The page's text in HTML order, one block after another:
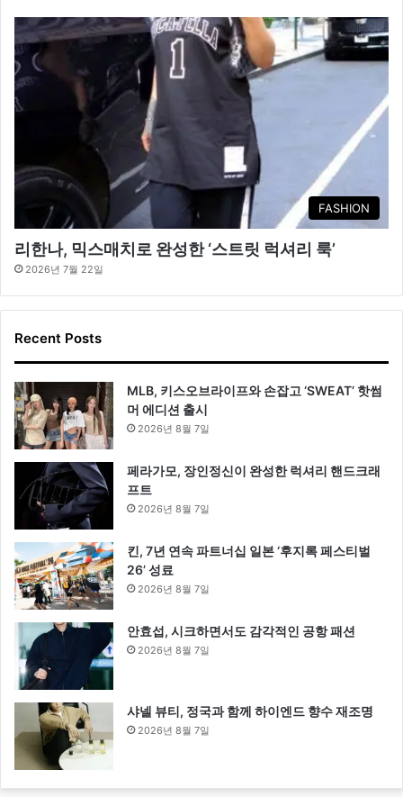
FASHION
리한나, 믹스매치로 완성한 ‘스트릿 럭셔리 룩’
2026년 7월 22일
Recent Posts
MLB, 키스오브라이프와 손잡고 ‘SWEAT’ 핫썸
머 에디션 출시
2026년 8월 7일
페라가모, 장인정신이 완성한 럭셔리 핸드크래
프트
2026년 8월 7일
킨, 7년 연속 파트너십 일본 ‘후지록 페스티벌
26’ 성료
2026년 8월 7일
안효섭, 시크하면서도 감각적인 공항 패션
2026년 8월 7일
샤넬 뷰티, 정국과 함께 하이엔드 향수 재조명
2026년 8월 7일